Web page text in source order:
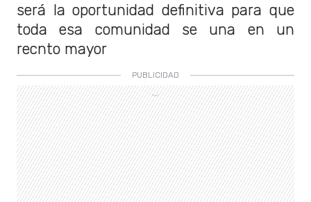
será la oportunidad definitiva para que
toda esa comunidad se una en un
recnto mayor